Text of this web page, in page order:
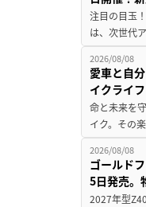
注目の目玉
は、次世代
2026/08/08
愛車と自
イクライフ
命と未来を
イク。その
2026/08/08
ゴールド
5日発売。
2027年型